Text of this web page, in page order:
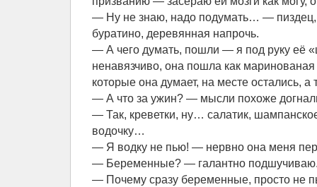
— Ну не знаю, надо подумать… —
буратино, деревянная напрочь.
— А чего думать, пошли — я под руку её
ненавязчиво, она пошла как
которые она думает, на месте остались, а
— А что за ужин? — мысли похоже
— Так, креветки, ну… салатик,
водочку…
— Я водку не пью! — нервно она меня
— Беременные? — галантно
— Почему сразу беременные, просто не